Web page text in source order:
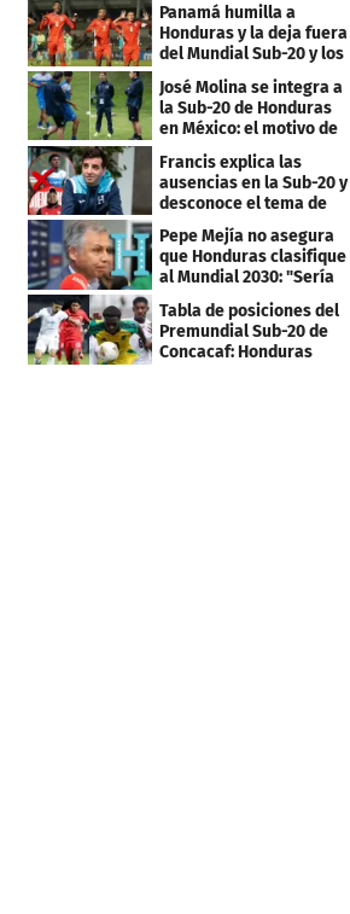
Panamá humilla a
Honduras y la deja fuera
del Mundial Sub-20 y los
Juegos Olímpicos
José Molina se integra a
la Sub-20 de Honduras
en México: el motivo de
su viaje
Francis explica las
ausencias en la Sub-20 y
desconoce el tema de
los tiktokers
Pepe Mejía no asegura
que Honduras clasifique
al Mundial 2030: "Sería
mentir"
Tabla de posiciones del
Premundial Sub-20 de
Concacaf: Honduras